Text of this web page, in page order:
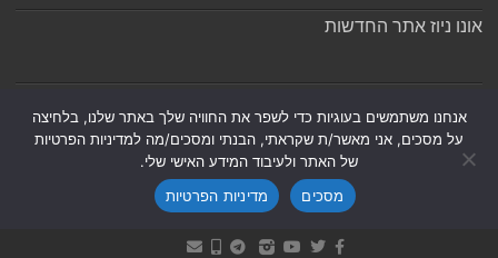
אונו ניוז אתר החדשות
אנחנו משתמשים בעוגיות כדי לשפר את החוויה שלך באתר שלנו, בלחיצה
על מסכים, אני מאשר/ת שקראתי, הבנתי ומסכים/מה למדיניות הפרטיות
של האתר ולעיבוד המידע האישי שלי.
מסכים
מדיניות הפרטיות